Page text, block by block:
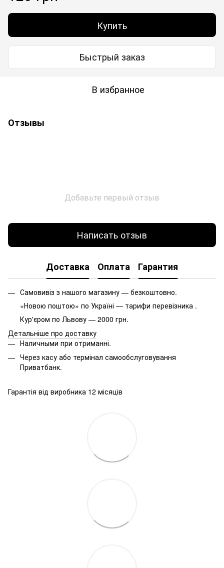
Купить
Быстрый заказ
В избранное
Отзывы
Добавьте первый отзыв
Написать отзыв
Доставка Оплата Гарантия
Самовивіз з нашого магазину — безкоштовно.
«Новою поштою» по Україні — тарифи перевізника .
Кур'єром по Львову — 2000 грн.
Детальніше про доставку
Наличными при отриманні.
Через касу або термінал самообслуговування
Приватбанк.
Гарантія від виробника 12 місяців